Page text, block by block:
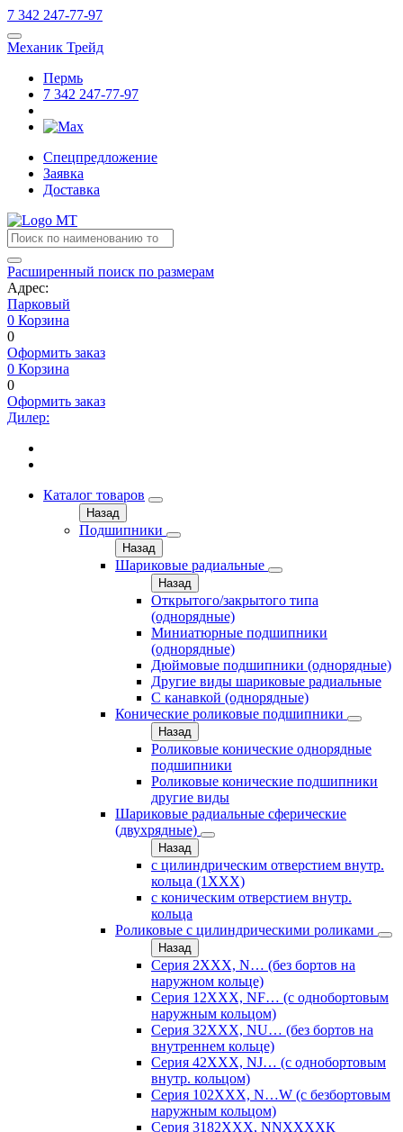
7 342 247-77-97
Механик Трейд
Пермь
7 342 247-77-97
Спецпредложение
Заявка
Доставка
Расширенный поиск по размерам
Адрес:
Парковый
0 Корзина
0
Оформить заказ
0 Корзина
0
Оформить заказ
Дилер:
Каталог товаров
Назад
Подшипники
Назад
Шариковые радиальные
Назад
Открытого/закрытого типа
(однорядные)
Миниатюрные подшипники
(однорядные)
Дюймовые подшипники (однорядные)
Другие виды шариковые радиальные
С канавкой (однорядные)
Конические роликовые подшипники
Назад
Роликовые конические однорядные
подшипники
Роликовые конические подшипники
другие виды
Шариковые радиальные сферические
(двухрядные)
Назад
с цилиндрическим отверстием внутр.
кольца (1ХХХ)
с коническим отверстием внутр.
кольца
Роликовые с цилиндрическими роликами
Назад
Серия 2ХХХ, N… (без бортов на
наружном кольце)
Серия 12ХХХ, NF… (с однобортовым
наружным кольцом)
Серия 32ХХХ, NU… (без бортов на
внутреннем кольце)
Серия 42ХХХ, NJ… (с однобортовым
внутр. кольцом)
Серия 102ХХХ, N…W (с безбортовым
наружным кольцом)
Серия 3182ХХХ, NNХХХХК